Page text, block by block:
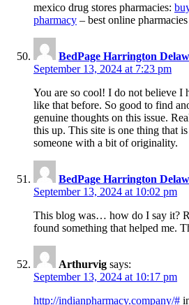
mexico drug stores pharmacies:
pharmacy – best online
BedPage Harrington
September 13, 2024 at 7:23 pm
You are so cool! I do not believe I
like that before. So good to find
genuine thoughts on this issue.
this up. This site is one thing that
someone with a bit of originality.
BedPage Harrington
September 13, 2024 at 10:02 pm
This blog was… how do I say it?
found something that helped me.
Arthurvig says:
September 13, 2024 at 10:17 pm
http://indianpharmacy.company/#